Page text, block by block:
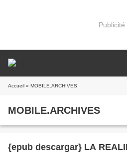
Publicité
Accueil » MOBILE.ARCHIVES
MOBILE.ARCHIVES
{epub descargar} LA